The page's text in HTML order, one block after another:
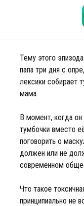
Тему этого
папа три дня с
лексики собирает
мама.
В момент, когда
тумбочки вместо
поговорить о
должен или не
современном
Что такое
принципиально не